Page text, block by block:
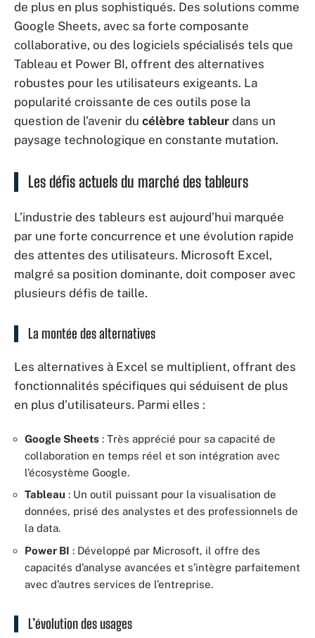
de plus en plus sophistiqués. Des solutions comme
Google Sheets, avec sa forte composante
collaborative, ou des logiciels spécialisés tels que
Tableau et Power BI, offrent des alternatives
robustes pour les utilisateurs exigeants. La
popularité croissante de ces outils pose la
question de l’avenir du célèbre tableur dans un
paysage technologique en constante mutation.
Les défis actuels du marché des tableurs
L’industrie des tableurs est aujourd’hui marquée
par une forte concurrence et une évolution rapide
des attentes des utilisateurs. Microsoft Excel,
malgré sa position dominante, doit composer avec
plusieurs défis de taille.
La montée des alternatives
Les alternatives à Excel se multiplient, offrant des
fonctionnalités spécifiques qui séduisent de plus
en plus d’utilisateurs. Parmi elles :
Google Sheets : Très apprécié pour sa capacité de
collaboration en temps réel et son intégration avec
l’écosystème Google.
Tableau : Un outil puissant pour la visualisation de
données, prisé des analystes et des professionnels de
la data.
Power BI : Développé par Microsoft, il offre des
capacités d’analyse avancées et s’intègre parfaitement
avec d’autres services de l’entreprise.
L’évolution des usages